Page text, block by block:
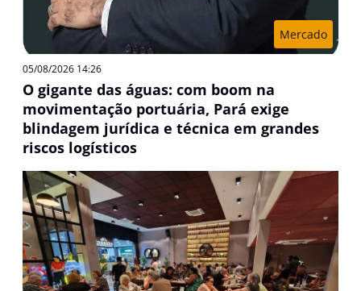
Mercado
05/08/2026 14:26
O gigante das águas: com boom na
movimentação portuária, Pará exige
blindagem jurídica e técnica em grandes
riscos logísticos